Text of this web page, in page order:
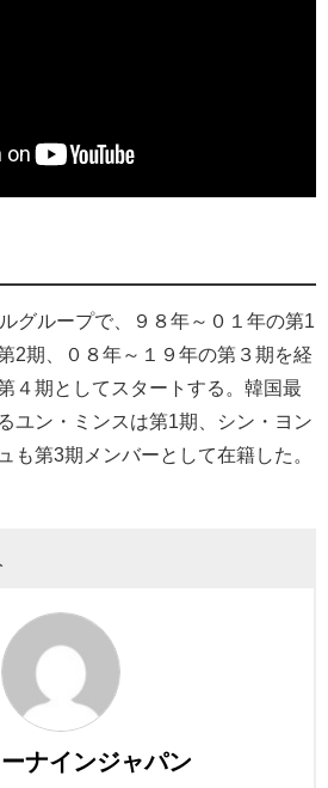
グループで、９８年～０１年の第1
2期、０８年～１９年の第３期を経
４期としてスタートする。韓国最
ユン・ミンスは第1期、シン・ヨン
も第3期メンバーとして在籍した。
ナインジャパン